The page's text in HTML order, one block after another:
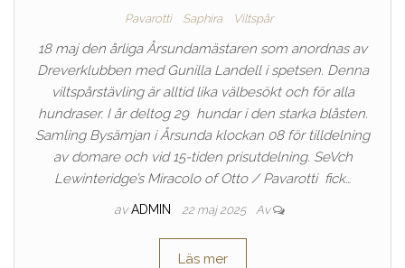
Pavarotti Saphira Viltspår
18 maj den årliga Årsundamästaren som anordnas av
Dreverklubben med Gunilla Landell i spetsen. Denna
viltspårstävling är alltid lika välbesökt och för alla
hundraser. I år deltog 29 hundar i den starka blåsten.
Samling Bysämjan i Årsunda klockan 08 för tilldelning
av domare och vid 15-tiden prisutdelning. SeVch
Lewinteridge’s Miracolo of Otto / Pavarotti fick…
av ADMIN 22 maj 2025 Av
Läs mer